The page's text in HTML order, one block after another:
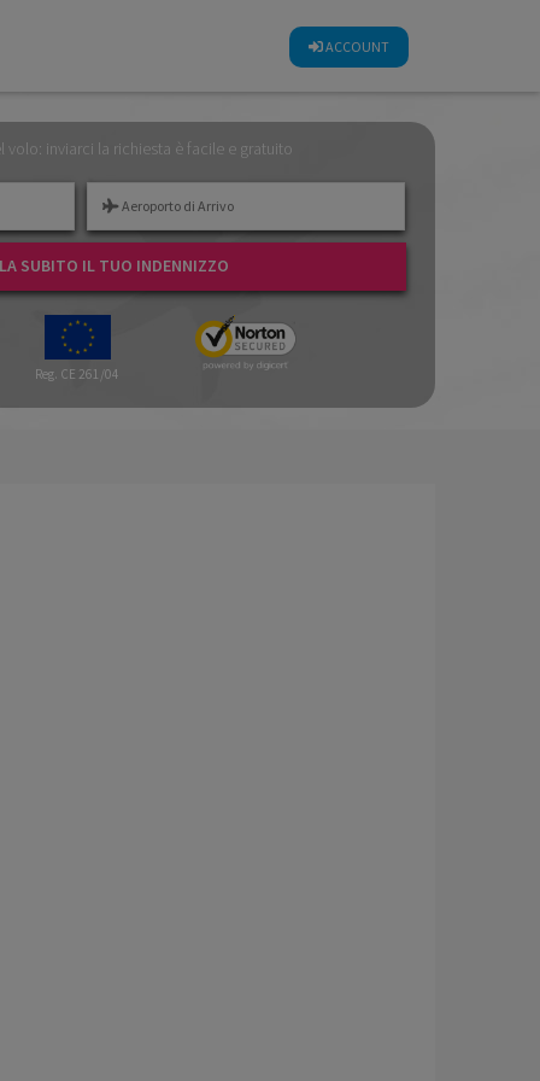
ACCOUNT
CALCOLA SUBITO IL TUO INDENNIZZO
volo: inviarci la richiesta è facile e gratuito
SUBITO IL TUO INDENNIZZO
Reg. CE 261/04